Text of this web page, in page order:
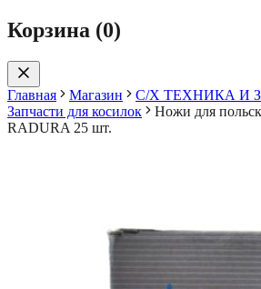
Корзина (0)
Главная Магазин
С/Х ТЕХНИКА И
Запчасти для косилок
Ножи для
RADURA 25 шт.